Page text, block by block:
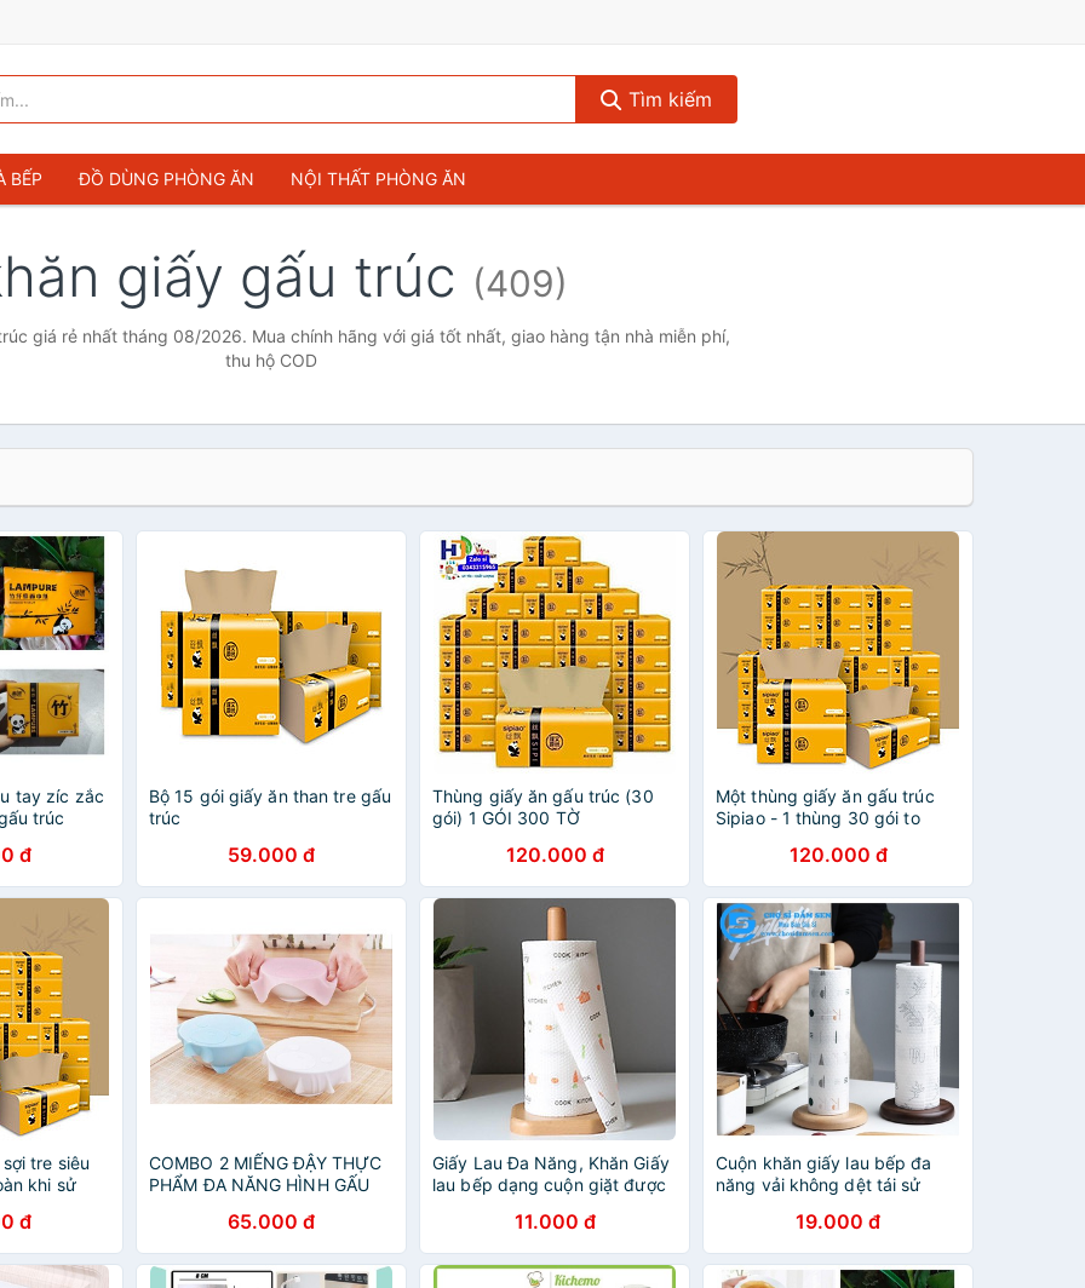
Tìm kiếm
BẾP ĐỒ DÙNG PHÒNG ĂN NỘI THẤT PHÒNG ĂN
giấy gấu trúc (409)
giá rẻ nhất tháng 08/2026. Mua chính hãng với giá tốt nhất, giao hàng tận nhà miễn phí,
thu hộ COD
tay zíc zắc
trúc
đ
Bộ 15 gói giấy ăn than tre gấu
trúc
59.000 đ
Thùng giấy ăn gấu trúc (30
gói) 1 GÓI 300 TỜ
120.000 đ
Một thùng giấy ăn gấu trúc
Sipiao - 1 thùng 30 gói to
120.000 đ
tre siêu
khi sử
đ
COMBO 2 MIẾNG ĐẬY THỰC
PHẨM ĐA NĂNG HÌNH GẤU
65.000 đ
Giấy Lau Đa Năng, Khăn Giấy
lau bếp dạng cuộn giặt được
11.000 đ
Cuộn khăn giấy lau bếp đa
năng vải không dệt tái sử
.Khăn giấy đa năng loại cuộn
19.000 đ